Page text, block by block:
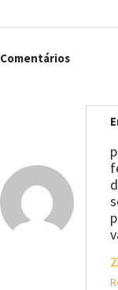
Comentários